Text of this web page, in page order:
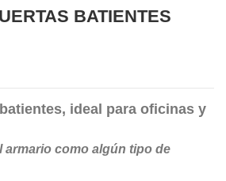
BATIENTES
ideal para oficinas y
armario como algún tipo de